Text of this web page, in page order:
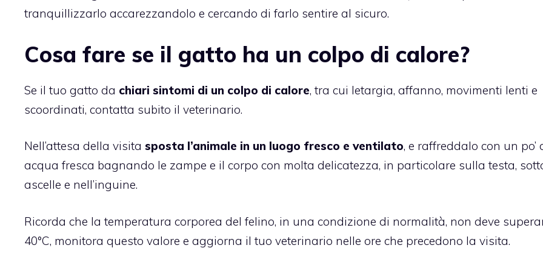
tranquillizzarlo accarezzandolo e cercando di farlo sentire al sicuro.
Cosa fare se il gatto ha un colpo di calore?
Se il tuo gatto da chiari sintomi di un colpo di calore, tra cui letargia, affanno, movimenti lenti e
scoordinati, contatta subito il veterinario.
Nell’attesa della visita sposta l’animale in un luogo fresco e ventilato, e raffreddalo con un po’
acqua fresca bagnando le zampe e il corpo con molta delicatezza, in particolare sulla testa,
ascelle e nell’inguine.
Ricorda che la temperatura corporea del felino, in una condizione di normalità, non deve
40°C, monitora questo valore e aggiorna il tuo veterinario nelle ore che precedono la visita.